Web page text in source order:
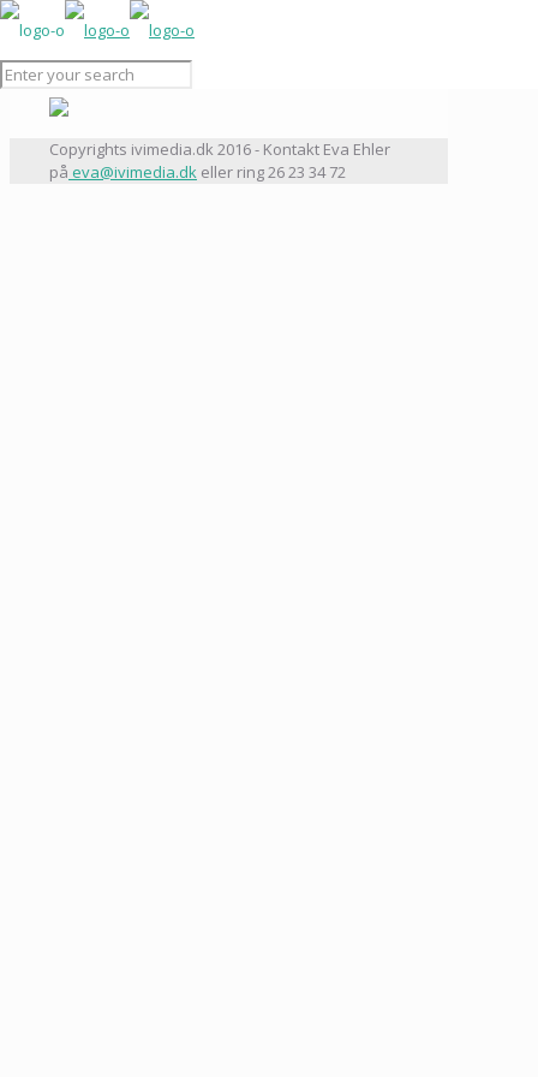
Copyrights ivimedia.dk 2016 - Kontakt Eva Ehler
på eva@ivimedia.dk eller ring 26 23 34 72